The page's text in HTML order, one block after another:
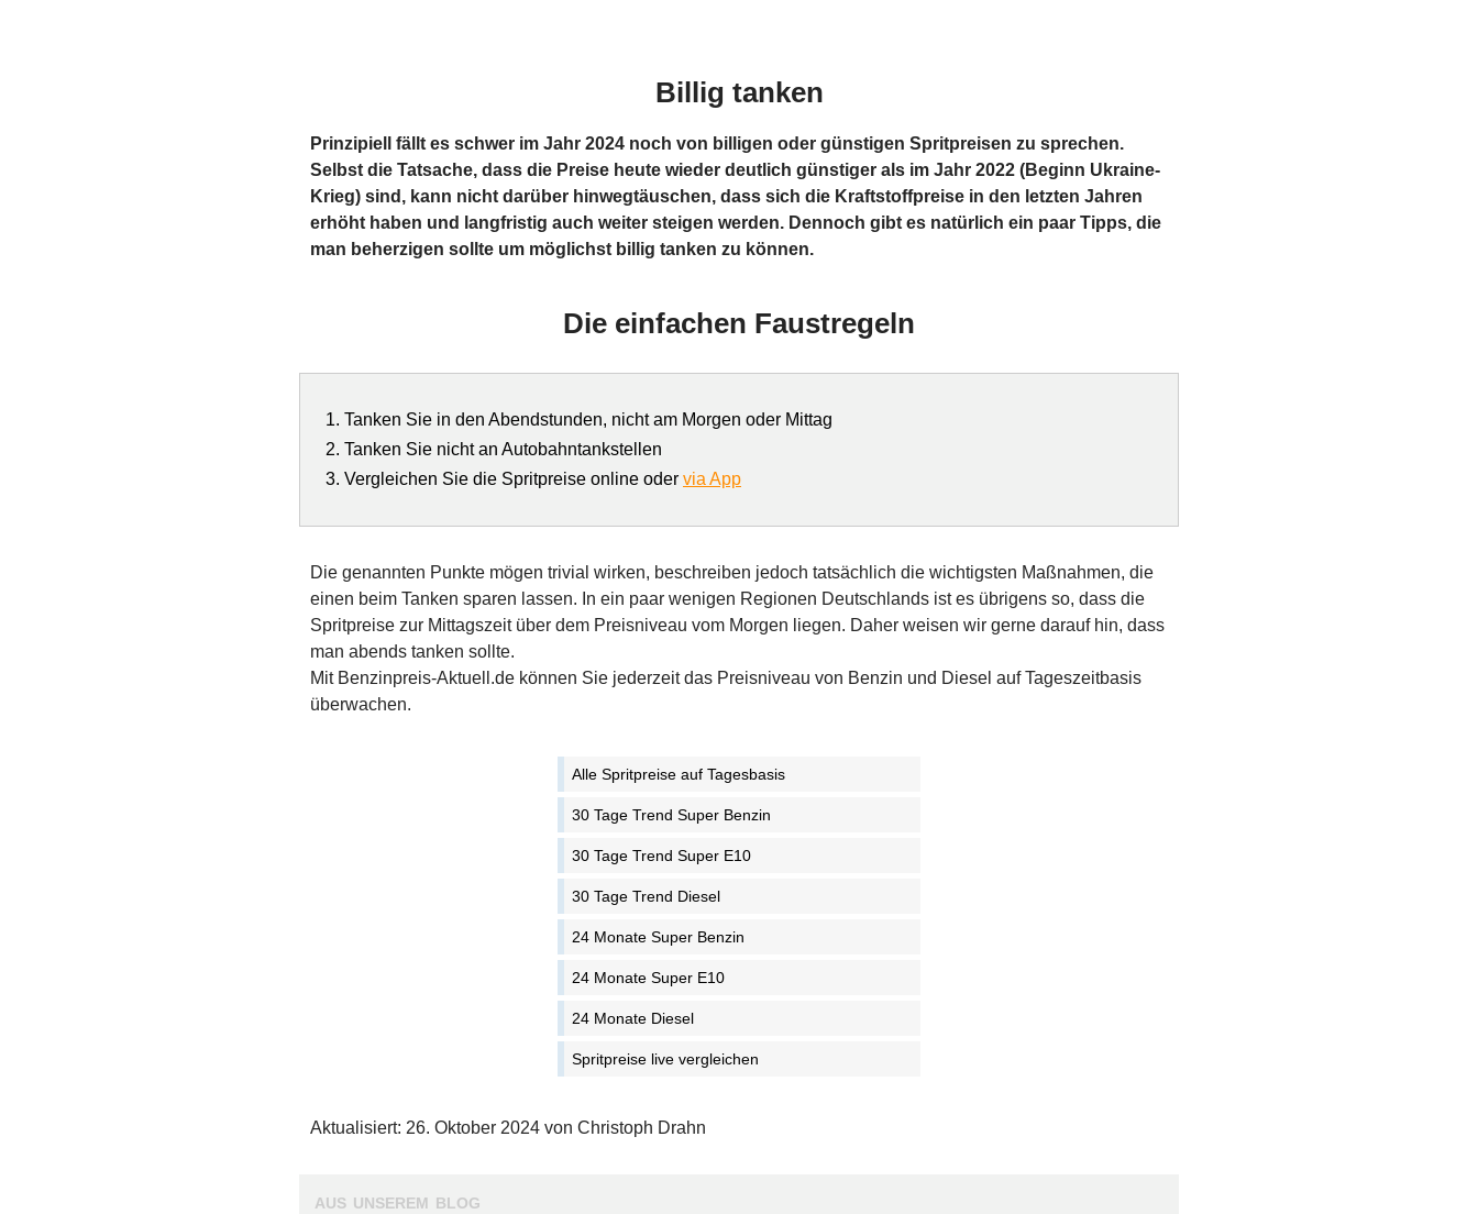
Billig tanken
Prinzipiell fällt es schwer im Jahr 2024 noch von billigen oder günstigen Spritpreisen zu sprechen.
Selbst die Tatsache, dass die Preise heute wieder deutlich günstiger als im Jahr 2022 (Beginn Ukraine-
Krieg) sind, kann nicht darüber hinwegtäuschen, dass sich die Kraftstoffpreise in den letzten Jahren
erhöht haben und langfristig auch weiter steigen werden. Dennoch gibt es natürlich ein paar Tipps, die
man beherzigen sollte um möglichst billig tanken zu können.
Die einfachen Faustregeln
Tanken Sie in den Abendstunden, nicht am Morgen oder Mittag
Tanken Sie nicht an Autobahntankstellen
Vergleichen Sie die Spritpreise online oder via App
Die genannten Punkte mögen trivial wirken, beschreiben jedoch tatsächlich die wichtigsten Maßnahmen, die
einen beim Tanken sparen lassen. In ein paar wenigen Regionen Deutschlands ist es übrigens so, dass die
Spritpreise zur Mittagszeit über dem Preisniveau vom Morgen liegen. Daher weisen wir gerne darauf hin, dass
man abends tanken sollte.
Mit Benzinpreis-Aktuell.de können Sie jederzeit das Preisniveau von Benzin und Diesel auf Tageszeitbasis
überwachen.
Alle Spritpreise auf Tagesbasis
30 Tage Trend Super Benzin
30 Tage Trend Super E10
30 Tage Trend Diesel
24 Monate Super Benzin
24 Monate Super E10
24 Monate Diesel
Spritpreise live vergleichen
Aktualisiert: 26. Oktober 2024 von Christoph Drahn
aus unserem blog